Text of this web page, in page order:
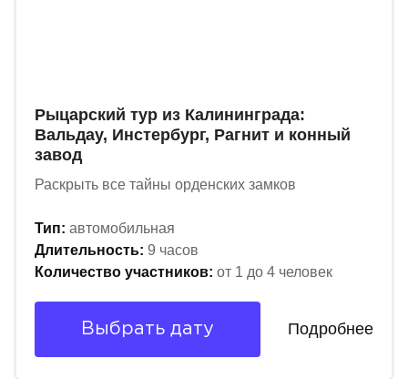
Рыцарский тур из Калининграда:
Вальдау, Инстербург, Рагнит и конный
завод
Раскрыть все тайны орденских замков
Тип: автомобильная
Длительность: 9 часов
Количество участников: от 1 до 4 человек
Выбрать дату Подробнее